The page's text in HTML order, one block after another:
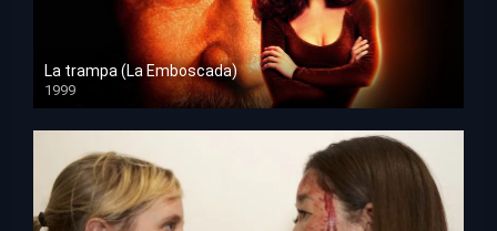
La trampa (La Emboscada)
1999
HD 1080p